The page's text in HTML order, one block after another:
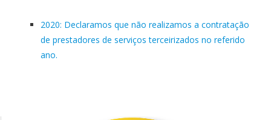
2020: Declaramos que não realizamos a contratação
de prestadores de serviços terceirizados no referido
ano.